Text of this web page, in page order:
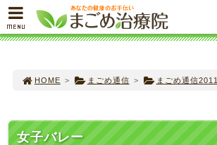
HOME > まごめ通信 > まごめ通信2011
女子バレー
MENU